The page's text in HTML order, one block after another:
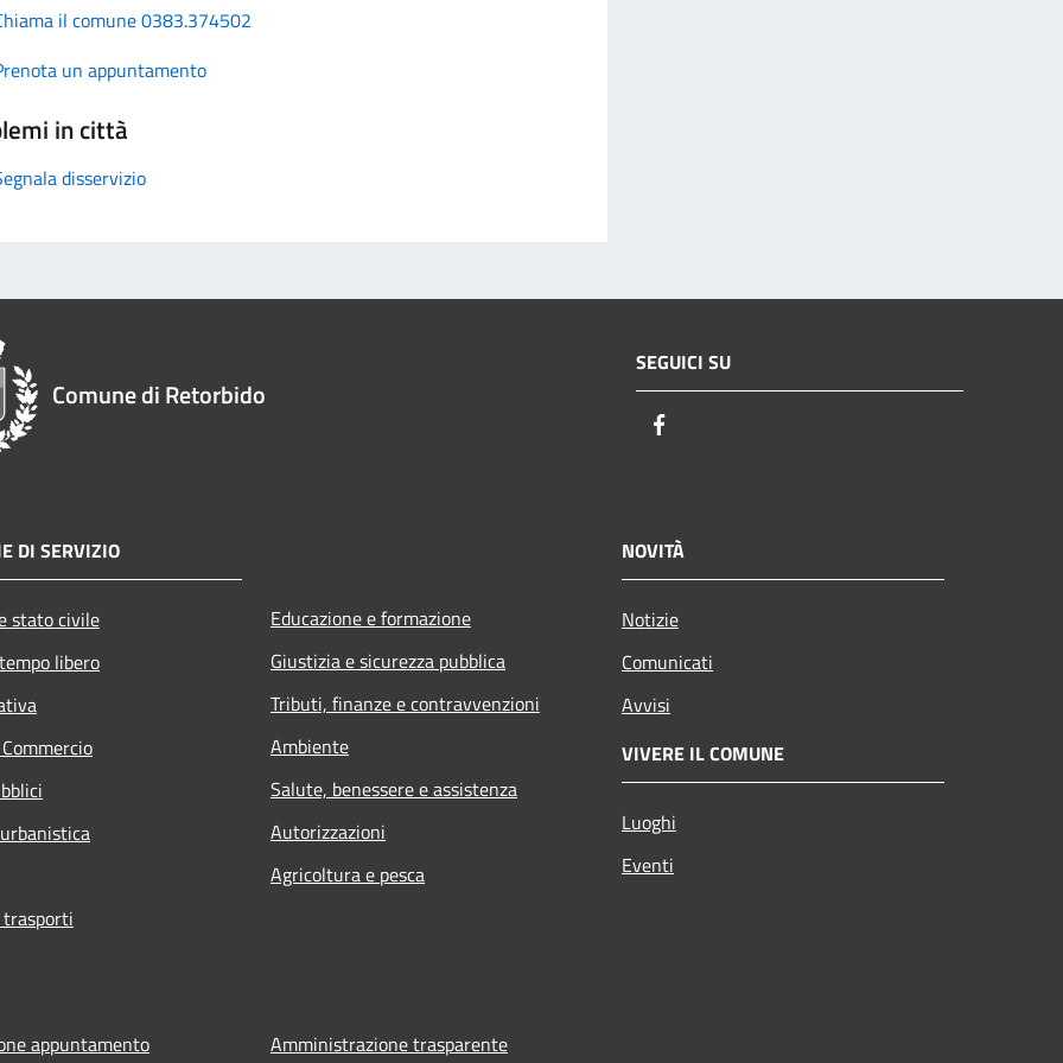
il comune 0383.374502
un appuntamento
in città
disservizio
Comune di Retorbido
SEGUICI SU
DI SERVIZIO
stato civile
libero
Educazione e formazione
Giustizia e sicurezza pubblica
Tributi, finanze e contravvenzioni
Ambiente
Salute, benessere e assistenza
Autorizzazioni
Agricoltura e pesca
NOVITÀ
Notizie
Comunicati
Avvisi
VIVERE IL COMUNE
Luoghi
Eventi
appuntamento Amministrazione trasparente